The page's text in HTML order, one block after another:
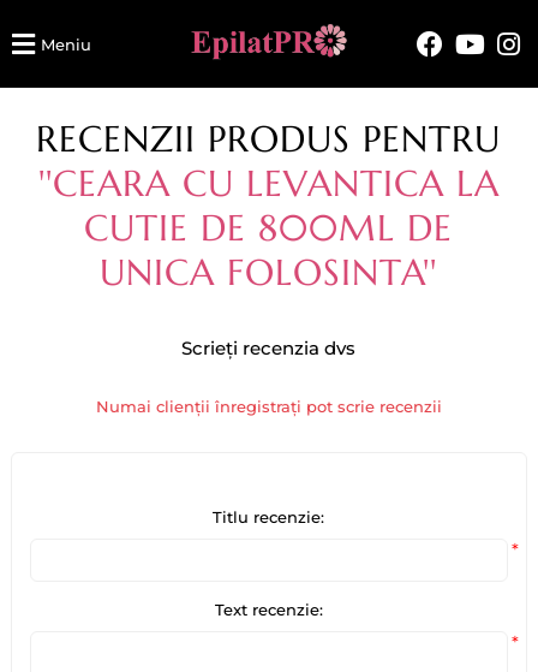
Meniu
RECENZII PRODUS PENTRU
CEARA CU LEVANTICA LA
CUTIE DE 800ML DE
UNICA FOLOSINTA
Scrieți recenzia dvs
Numai clienții înregistrați pot scrie recenzii
Titlu recenzie:
*
Text recenzie:
*